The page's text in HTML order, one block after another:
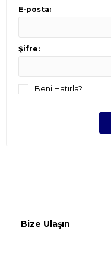
E-posta:
Şifre:
Beni Hatırla?
Bize Ulaşın